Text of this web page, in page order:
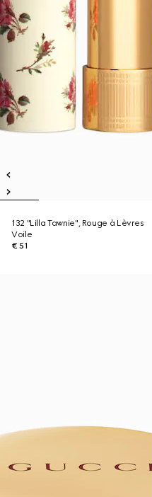
132 "Lilla Tawnie", Rouge à Lèvres
Voile
€ 51